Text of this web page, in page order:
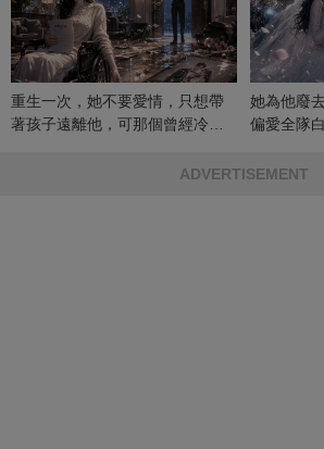
重生一次，她不要愛情，只想帶
著孩子遠離他，可那個曾經冷漠
她為他廢
偏愛全隊
ADVERTISEMENT